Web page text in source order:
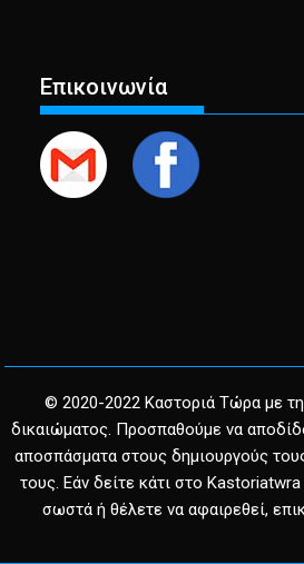
Επικοινωνία
© 2020-2022 Καστοριά Τώρα με
δικαιώματος. Προσπαθούμε να
αποσπάσματα στους δημιουργούς
τους. Εάν δείτε κάτι στο
σωστά ή θέλετε να αφαιρεθεί,